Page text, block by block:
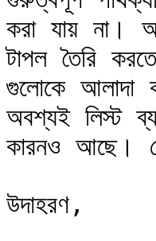
করা যায় না।
টাপল তৈরি
গুলোকে আলাদা
অবশ্যই লিস্ট
কারনও আছে।
উদাহরণ,